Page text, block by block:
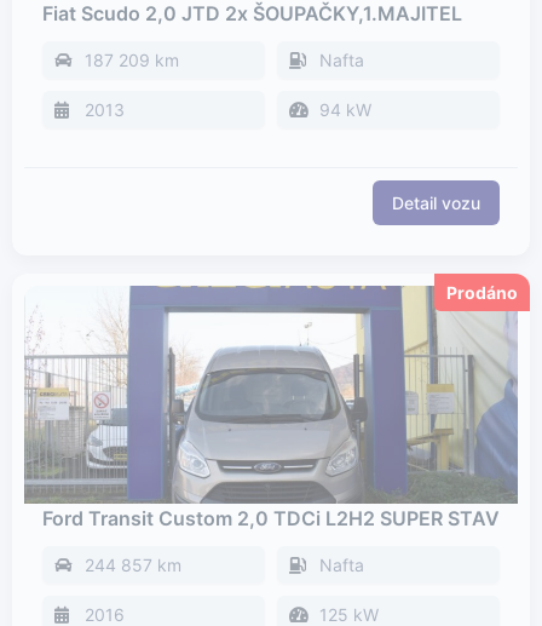
Fiat Scudo 2,0 JTD 2x ŠOUPAČKY,1.MAJITEL
187 209 km Nafta
2013 94 kW
Ford Transit Custom 2,0 TDCi L2H2 SUPER STAV
244 857 km Nafta
2016 125 kW